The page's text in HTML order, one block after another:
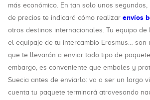
más económico. En tan solo unos
de precios te indicará cómo realizar envíos
otros destinos internacionales. Tu equipo
el equipaje de tu intercambio Erasmus… son
que te llevarán a enviar todo tipo de
embargo, es conveniente que embales y
Suecia antes de enviarlo: va a ser un largo
cuenta tu paquete terminará atravesando